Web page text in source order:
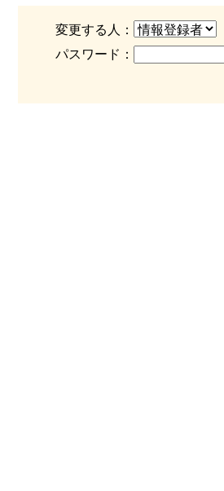
変更する人：
パスワード：